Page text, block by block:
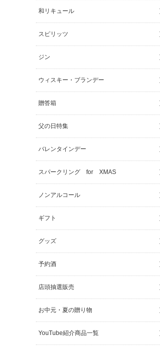
和リキュール
スピリッツ
ジン
ウィスキー・ブランデー
贈答箱
父の日特集
バレンタインデー
スパークリング for XMAS
ノンアルコール
ギフト
グッズ
予約酒
店頭抽選販売
お中元・夏の贈り物
YouTube紹介商品一覧